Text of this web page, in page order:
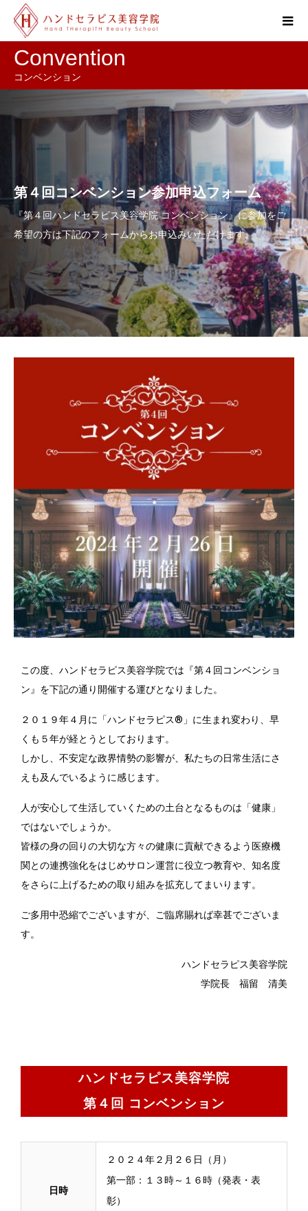
Convention
コンベンション
第４回コンベンション参加申込フォーム
『第４回ハンドセラピス美容学院 コンベンション』に参加をご
希望の方は下記のフォームからお申込みいただけます。
この度、ハンドセラピス美容学院では『第４回コンベンショ
ン』を下記の通り開催する運びとなりました。
２０１９年４月に「ハンドセラピス®」に生まれ変わり、早
くも５年が経とうとしております。
しかし、不安定な政界情勢の影響が、私たちの日常生活にさ
えも及んでいるように感じます。
人が安心して生活していくための土台となるものは「健康」
ではないでしょうか。
皆様の身の回りの大切な方々の健康に貢献できるよう医療機
関との連携強化をはじめサロン運営に役立つ教育や、知名度
をさらに上げるための取り組みを拡充してまいります。
ご多用中恐縮でございますが、ご臨席賜れば幸甚でございま
す。
ハンドセラピス美容学院
学院長 福留 清美
ハンドセラピス美容学院
第４回 コンベンション
日時
２０２４年２月２６日（月）
第一部：１３時～１６時（発表・表
彰）